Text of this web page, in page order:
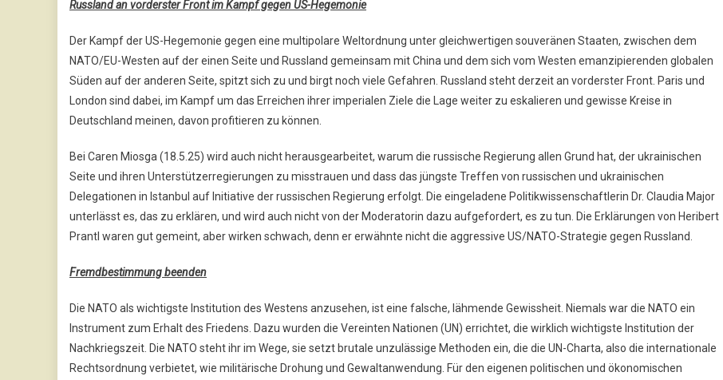
Russland an vorderster Front im Kampf gegen US-Hegemonie
Der Kampf der US-Hegemonie gegen eine multipolare Weltordnung unter gleichwertigen souveränen Staaten, zwischen dem
NATO/EU-Westen auf der einen Seite und Russland gemeinsam mit China und dem sich vom Westen emanzipierenden globalen
Süden auf der anderen Seite, spitzt sich zu und birgt noch viele Gefahren. Russland steht derzeit an vorderster Front. Paris und
London sind dabei, im Kampf um das Erreichen ihrer imperialen Ziele die Lage weiter zu eskalieren und gewisse Kreise in
Deutschland meinen, davon profitieren zu können.
Bei Caren Miosga (18.5.25) wird auch nicht herausgearbeitet, warum die russische Regierung allen Grund hat, der ukrainischen
Seite und ihren Unterstützerregierungen zu misstrauen und dass das jüngste Treffen von russischen und ukrainischen
Delegationen in Istanbul auf Initiative der russischen Regierung erfolgt. Die eingeladene Politikwissenschaftlerin Dr. Claudia Major
unterlässt es, das zu erklären, und wird auch nicht von der Moderatorin dazu aufgefordert, es zu tun. Die Erklärungen von Heribert
Prantl waren gut gemeint, aber wirken schwach, denn er erwähnte nicht die aggressive US/NATO-Strategie gegen Russland.
Fremdbestimmung beenden
Die NATO als wichtigste Institution des Westens anzusehen, ist eine falsche, lähmende Gewissheit. Niemals war die NATO ein
Instrument zum Erhalt des Friedens. Dazu wurden die Vereinten Nationen (UN) errichtet, die wirklich wichtigste Institution der
Nachkriegszeit. Die NATO steht ihr im Wege, sie setzt brutale unzulässige Methoden ein, die die UN-Charta, also die internationale
Rechtsordnung verbietet, wie militärische Drohung und Gewaltanwendung. Für den eigenen politischen und ökonomischen